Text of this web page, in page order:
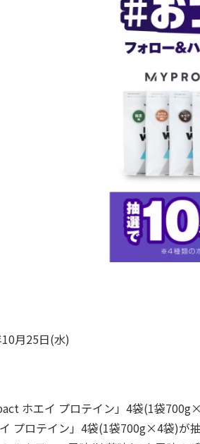
月25日(水)
ホエイ プロテイン」4袋(1袋
プロテイン」4袋(1袋700g×4袋)が抽